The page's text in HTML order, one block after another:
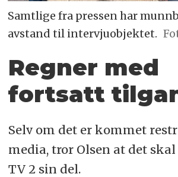
Samtlige fra pressen har
avstand til intervjuobjektet.
Regner med
fortsatt
Selv om det er kommet
media, tror Olsen at det
TV 2 sin del.